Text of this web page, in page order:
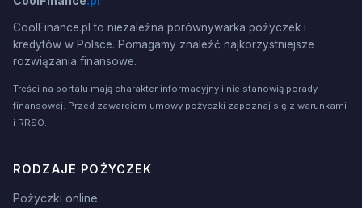
CoolFinance.pl to niezależna porównywarka pożyczek i
kredytów w Polsce. Pomagamy znaleźć najkorzystniejsze
rozwiązania finansowe.
Treści na portalu mają charakter informacyjny i nie stanowią porady
finansowej. Przed zawarciem umowy pożyczki zapoznaj się z warunkami
i RRSO.
RODZAJE POŻYCZEK
Pożyczki online